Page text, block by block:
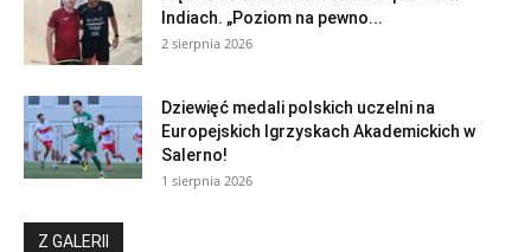
Indiach. „Poziom na pewno...
2 sierpnia 2026
Dziewięć medali polskich uczelni na
Europejskich Igrzyskach Akademickich w
Salerno!
1 sierpnia 2026
Z GALERII